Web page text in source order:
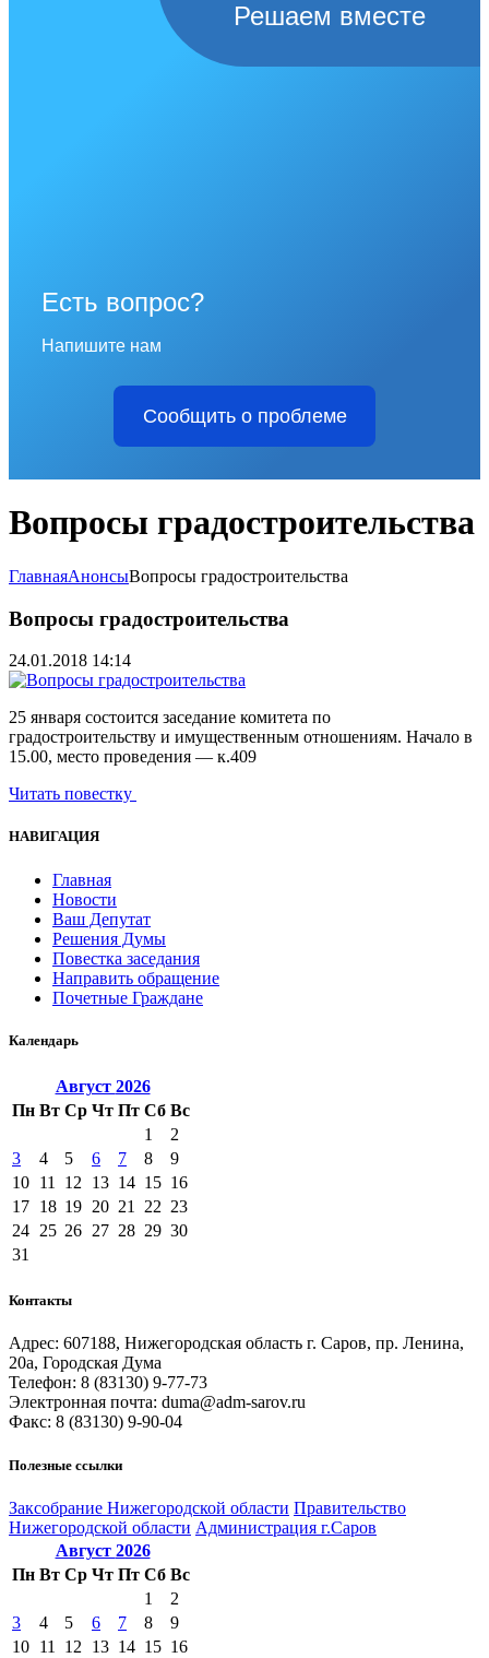
Решаем вместе
Есть вопрос?
Напишите нам
Сообщить о проблеме
Вопросы градостроительства
ГлавнаяАнонсыВопросы градостроительства
Вопросы градостроительства
24.01.2018 14:14
25 января состоится заседание комитета по
градостроительству и имущественным отношениям. Начало в
15.00, место проведения — к.409
Читать повестку
НАВИГАЦИЯ
Главная
Новости
Ваш Депутат
Решения Думы
Повестка заседания
Направить обращение
Почетные Граждане
Календарь
Август 2026
Пн Вт Ср Чт Пт Сб Вс
1
2
3
4 5 6 7 8
9
10 11 12 13 14 15 16
17 18 19 20 21 22 23
24 25 26 27 28 29 30
31
Контакты
Адрес: 607188, Нижегородская область г. Саров, пр. Ленина,
20а, Городская Дума
Телефон: 8 (83130) 9-77-73
Электронная почта: duma@adm-sarov.ru
Факс: 8 (83130) 9-90-04
Полезные ссылки
Закcобрание Нижегородской области Правительство
Нижегородской области Администрация г.Саров
Август 2026
Пн Вт Ср Чт Пт Сб Вс
1
2
3
4 5 6 7 8
9
10 11 12 13 14 15 16